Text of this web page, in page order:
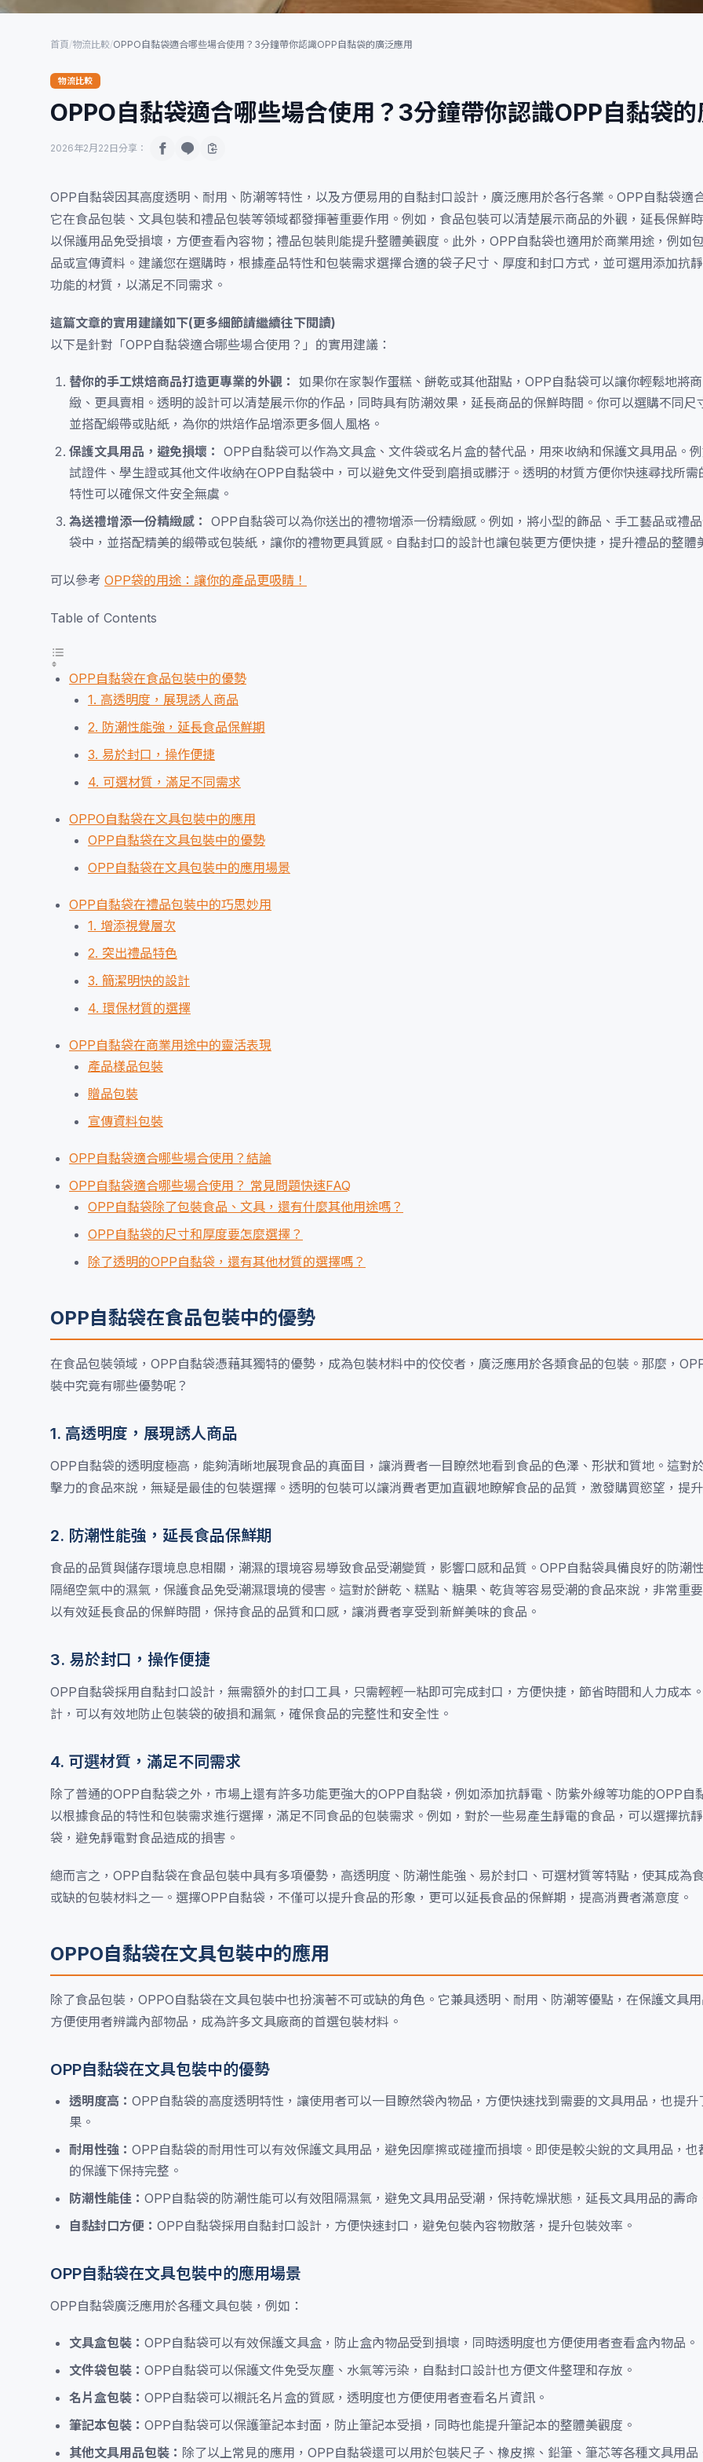
首頁/物流比較/OPPO自黏袋適合哪些場合使用？3分鐘帶你認識OPP自黏袋的廣泛應用
物流比較
OPPO自黏袋適合哪些場合使用？3分鐘帶你認識OPP自黏袋的
2026年2月22日 分享：
OPP自黏袋因其高度透明、耐用、防潮等特性，以及方便易用的自黏封口設計，廣泛應用於各行各業。OPP自黏袋適
它在食品包裝、文具包裝和禮品包裝等領域都發揮著重要作用。例如，食品包裝可以清楚展示商品的外觀，延長保鮮
以保護用品免受損壞，方便查看內容物；禮品包裝則能提升整體美觀度。此外，OPP自黏袋也適用於商業用途，例如
品或宣傳資料。建議您在選購時，根據產品特性和包裝需求選擇合適的袋子尺寸、厚度和封口方式，並可選用添加抗
功能的材質，以滿足不同需求。
這篇文章的實用建議如下(更多細節請繼續往下閱讀)
以下是針對「OPP自黏袋適合哪些場合使用？」的實用建議：
替你的手工烘焙商品打造更專業的外觀： 如果你在家製作蛋糕、餅乾或其他甜點，OPP自黏袋可以讓你輕鬆地將
緻、更具賣相。透明的設計可以清楚展示你的作品，同時具有防潮效果，延長商品的保鮮時間。你可以選購不同尺
並搭配緞帶或貼紙，為你的烘焙作品增添更多個人風格。
保護文具用品，避免損壞： OPP自黏袋可以作為文具盒、文件袋或名片盒的替代品，用來收納和保護文具用品。
試證件、學生證或其他文件收納在OPP自黏袋中，可以避免文件受到磨損或髒汙。透明的材質方便你快速尋找所需
特性可以確保文件安全無虞。
為送禮增添一份精緻感： OPP自黏袋可以為你送出的禮物增添一份精緻感。例如，將小型的飾品、手工藝品或禮
袋中，並搭配精美的緞帶或包裝紙，讓你的禮物更具質感。自黏封口的設計也讓包裝更方便快捷，提升禮品的整體
可以參考 OPP袋的用途：讓你的產品更吸睛！
Table of Contents
OPP自黏袋在食品包裝中的優勢
1. 高透明度，展現誘人商品
2. 防潮性能強，延長食品保鮮期
3. 易於封口，操作便捷
4. 可選材質，滿足不同需求
OPPO自黏袋在文具包裝中的應用
OPP自黏袋在文具包裝中的優勢
OPP自黏袋在文具包裝中的應用場景
OPP自黏袋在禮品包裝中的巧思妙用
1. 增添視覺層次
2. 突出禮品特色
3. 簡潔明快的設計
4. 環保材質的選擇
OPP自黏袋在商業用途中的靈活表現
產品樣品包裝
贈品包裝
宣傳資料包裝
OPP自黏袋適合哪些場合使用？結論
OPP自黏袋適合哪些場合使用？ 常見問題快速FAQ
OPP自黏袋除了包裝食品、文具，還有什麼其他用途嗎？
OPP自黏袋的尺寸和厚度要怎麼選擇？
除了透明的OPP自黏袋，還有其他材質的選擇嗎？
OPP自黏袋在食品包裝中的優勢
在食品包裝領域，OPP自黏袋憑藉其獨特的優勢，成為包裝材料中的佼佼者，廣泛應用於各類食品的包裝。那麼，
裝中究竟有哪些優勢呢？
1. 高透明度，展現誘人商品
OPP自黏袋的透明度極高，能夠清晰地展現食品的真面目，讓消費者一目瞭然地看到食品的色澤、形狀和質地。這對
擊力的食品來說，無疑是最佳的包裝選擇。透明的包裝可以讓消費者更加直觀地瞭解食品的品質，激發購買慾望，提
2. 防潮性能強，延長食品保鮮期
食品的品質與儲存環境息息相關，潮濕的環境容易導致食品受潮變質，影響口感和品質。OPP自黏袋具備良好的防潮
隔絕空氣中的濕氣，保護食品免受潮濕環境的侵害。這對於餅乾、糕點、糖果、乾貨等容易受潮的食品來說，非常重
以有效延長食品的保鮮時間，保持食品的品質和口感，讓消費者享受到新鮮美味的食品。
3. 易於封口，操作便捷
OPP自黏袋採用自黏封口設計，無需額外的封口工具，只需輕輕一粘即可完成封口，方便快捷，節省時間和人力成本
計，可以有效地防止包裝袋的破損和漏氣，確保食品的完整性和安全性。
4. 可選材質，滿足不同需求
除了普通的OPP自黏袋之外，市場上還有許多功能更強大的OPP自黏袋，例如添加抗靜電、防紫外線等功能的OPP自
以根據食品的特性和包裝需求進行選擇，滿足不同食品的包裝需求。例如，對於一些易產生靜電的食品，可以選擇抗
袋，避免靜電對食品造成的損害。
總而言之，OPP自黏袋在食品包裝中具有多項優勢，高透明度、防潮性能強、易於封口、可選材質等特點，使其成為
或缺的包裝材料之一。選擇OPP自黏袋，不僅可以提升食品的形象，更可以延長食品的保鮮期，提高消費者滿意度。
OPPO自黏袋在文具包裝中的應用
除了食品包裝，OPPO自黏袋在文具包裝中也扮演著不可或缺的角色。它兼具透明、耐用、防潮等優點，在保護文具
方便使用者辨識內部物品，成為許多文具廠商的首選包裝材料。
OPP自黏袋在文具包裝中的優勢
透明度高： OPP自黏袋的高度透明特性，讓使用者可以一目瞭然袋內物品，方便快速找到需要的文具用品，也提升
果。
耐用性強： OPP自黏袋的耐用性可以有效保護文具用品，避免因摩擦或碰撞而損壞。即使是較尖銳的文具用品，
的保護下保持完整。
防潮性能佳： OPP自黏袋的防潮性能可以有效阻隔濕氣，避免文具用品受潮，保持乾燥狀態，延長文具用品的壽命
自黏封口方便： OPP自黏袋採用自黏封口設計，方便快速封口，避免包裝內容物散落，提升包裝效率。
OPP自黏袋在文具包裝中的應用場景
OPP自黏袋廣泛應用於各種文具包裝，例如：
文具盒包裝： OPP自黏袋可以有效保護文具盒，防止盒內物品受到損壞，同時透明度也方便使用者查看盒內物品。
文件袋包裝： OPP自黏袋可以保護文件免受灰塵、水氣等污染，自黏封口設計也方便文件整理和存放。
名片盒包裝： OPP自黏袋可以襯託名片盒的質感，透明度也方便使用者查看名片資訊。
筆記本包裝： OPP自黏袋可以保護筆記本封面，防止筆記本受損，同時也能提升筆記本的整體美觀度。
其他文具用品包裝： 除了以上常見的應用，OPP自黏袋還可以用於包裝尺子、橡皮擦、鉛筆、筆芯等各種文具用品